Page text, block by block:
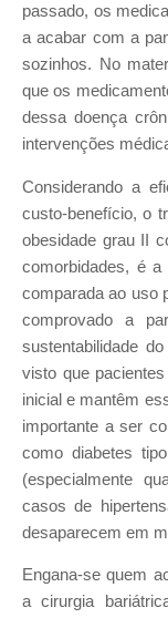
passado, os
a acabar com a
sozinhos. No
que os
dessa doença
intervenções
Considerando a
custo-benefício, o
obesidade grau II
comorbidades, é a
comparada ao uso
comprovado a
sustentabilidade
visto que
inicial e mantêm
importante a ser
como diabetes
(especialmente
casos de
desaparecem em
Engana-se quem
a cirurgia